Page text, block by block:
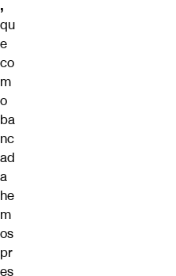
,
qu
e
co
m
o
ba
nc
ad
a
he
m
os
pr
es